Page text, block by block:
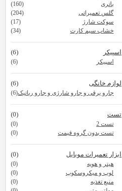
باتری
(160)
گلس تعمیراتی
(204)
سوکت شارژ
(17)
خشاب سیم کارت
(34)
اسپیکر (6)
اسپیکر (6)
لوازم خانگی (6)
جارو برقی و جارو شارژی و جارو رباتیک(6)
تست (0)
تست 2
(0)
تست بدون گروه قیمت
(0)
ابزار تعمیرات موبایل (0)
هیتر و هویه
(0)
لوپ و میکروسکوپ
(0)
منبع تغذیه
(0)